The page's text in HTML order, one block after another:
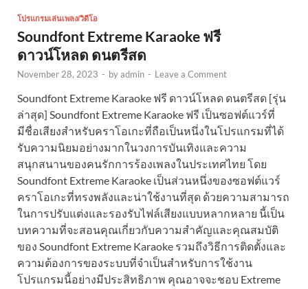
โปรแกรมเล่นเพลง/วิดีโอ
Soundfont Extreme Karaoke ฟรี
ดาวน์โหลด ดนตรีสด
November 28, 2023 - byadmin - Leave a Comment
Soundfont Extreme Karaoke ฟรี ดาวน์โหลด ดนตรีสด [รุ่น
ล่าสุด] Soundfont Extreme Karaoke ฟรี เป็นซอฟต์แวร์ที่
มีชื่อเสียงสำหรับคราโอเกะที่ถือเป็นหนึ่งในโปรแกรมที่ได้
รับความนิยมอย่างมากในวงการบันเทิงและความ
สนุกสนานของคนรักการร้องเพลงในประเทศไทย โดย
Soundfont Extreme Karaoke เป็นส่วนหนึ่งของซอฟต์แวร์
คราโอเกะที่ทรงพลังและน่าใช้งานที่สุด ด้วยความสามารถ
ในการปรับแต่งและรองรับไฟล์เสียงแบบหลากหลาย นี้เป็น
บทความที่จะสอนคุณเกี่ยวกับความสำคัญและคุณสมบัติ
ของ Soundfont Extreme Karaoke รวมถึงวิธีการติดตั้งและ
ความต้องการของระบบที่จำเป็นสำหรับการใช้งาน
โปรแกรมนี้อย่างมีประสิทธิภาพ คุณอาจจะชอบ Extreme